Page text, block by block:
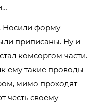
Носили форму
приписаны. Ну и
комсоргом части.
ему такие проводы
мимо проходят
честь своему